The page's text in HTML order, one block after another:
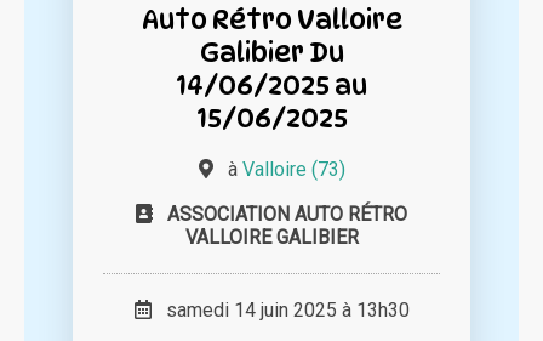
Auto Rétro Valloire
Galibier Du
14/06/2025 au
15/06/2025
à Valloire (73)
ASSOCIATION AUTO RÉTRO
VALLOIRE GALIBIER
samedi 14 juin 2025 à 13h30